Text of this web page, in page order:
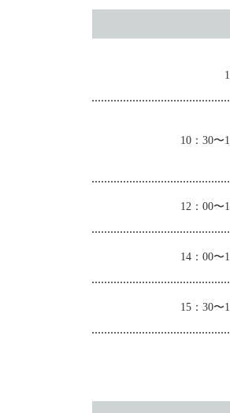
10：30〜
12：00〜
14：00〜
15：30〜